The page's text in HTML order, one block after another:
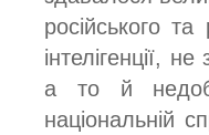
російського
інтелігенції,
а то й
національній